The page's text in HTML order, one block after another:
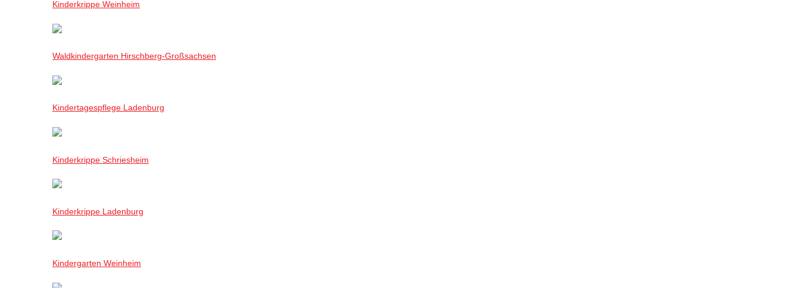
Kinderkrippe Weinheim
Waldkindergarten Hirschberg-Großsachsen
Kindertagespflege Ladenburg
Kinderkrippe Schriesheim
Kinderkrippe Ladenburg
Kindergarten Weinheim